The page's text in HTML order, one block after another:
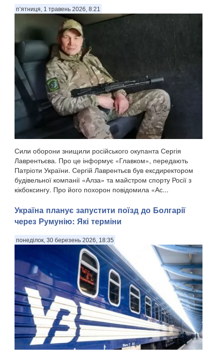
п’ятниця, 1 травень 2026, 8:21
Сили оборони знищили російського окупанта Сергія
Лаврентьєва. Про це інформує «Главком», передають
Патріоти України. Сергій Лаврентьєв був ексдиректором
будівельної компанії «Алза» та майстром спорту Росії з
кікбоксингу. Про його похорон повідомила «Ас...
Україна планує запустити поїзд до Болгарії
через Румунію: Які терміни
понеділок, 30 березень 2026, 18:35